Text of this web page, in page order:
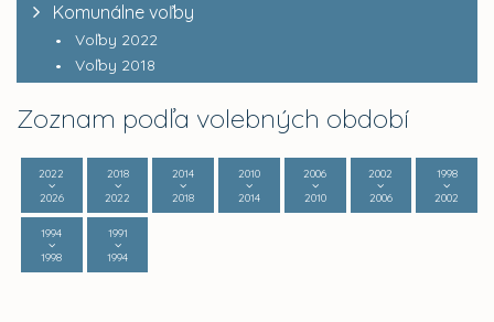
Komunálne voľby
Voľby 2022
Voľby 2018
Zoznam podľa volebných období
2022
2026
2018
2022
2014
2018
2010
2014
2006
2010
2002
2006
1998
2002
1994
1998
1991
1994